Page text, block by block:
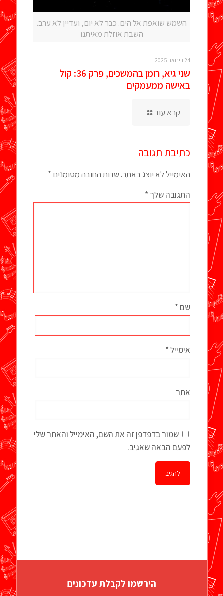
השמש שואפת אל הים. כבר לא יום, ועדיין לא ערב.
השבת אוזלת מאיתנו
24 בינואר 2025
שני גיא, רומן בהמשכים, פרק 36: קול
באישה ממעמקים
קרא עוד
כתיבת תגובה
האימייל לא יוצג באתר. שדות החובה מסומנים *
התגובה שלך *
שם *
אימייל*
אתר
שמור בדפדפן זה את השם, האימייל והאתר שלי
לפעם הבאה שאגיב.
הירשמו לקבלת עדכונים